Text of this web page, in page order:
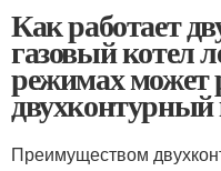
Как работает
газовый котел
режимах может
двухконтурный
Преимуществом